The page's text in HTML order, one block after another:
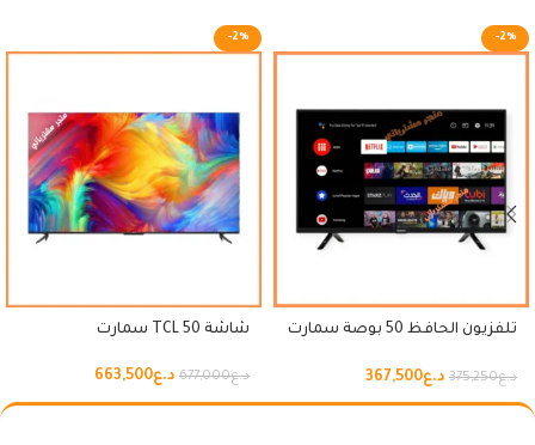
-2%
تلفزيون الحافظ 50 بوصة سمارت
د.ع375,250 د.ع367,500
-2%
شاشة 50 TCL سمارت
د.ع677,000 د.ع663,500